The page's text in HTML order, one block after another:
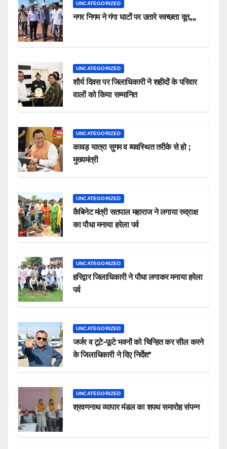
UNCATEGORIZED
नगर निगम ने गंगा घाटों पर उतारे स्वच्छता दूत,,,,
UNCATEGORIZED
शौर्य दिवस पर जिलाधिकारी ने शहीदों के परिवार
वालों को किया सम्मानित
UNCATEGORIZED
कावड़ यात्रा सुगम व व्यवस्थित तरीके से हो ;
मुख्यमंत्री
UNCATEGORIZED
कैबिनेट मंत्री सतपाल महाराज ने लगाया रुद्राक्ष
का पौधा मनाया हरेला पर्व
UNCATEGORIZED
हरिद्वार जिलाधिकारी ने पौधा लगाकर मनाया हरेला
पर्व
UNCATEGORIZED
जर्जर व टूटे-फूटे भवनों को चिन्हित कर सील करने
के जिलाधिकारी ने दिए निर्देश*
UNCATEGORIZED
श्रवणनाथ व्यापार मंडल का शपथ समारोह संपन्न